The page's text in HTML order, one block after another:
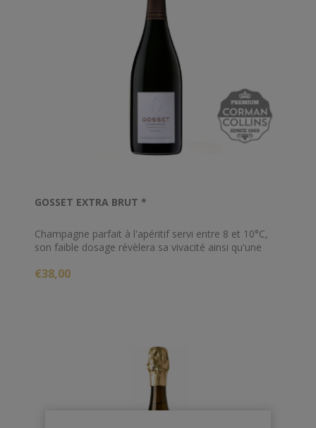
GOSSET EXTRA BRUT *
Champagne parfait à l'apéritif servi entre 8 et 10°C,
son faible dosage révèlera sa vivacité ainsi qu'une
€38,00